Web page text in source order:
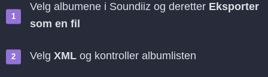
Velg albumene i Soundiiz og deretter Eksporter
som en fil
Velg XML og kontroller albumlisten